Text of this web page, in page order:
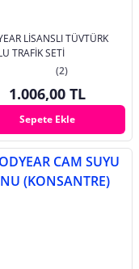
LİSANSLI TÜVTÜRK
TRAFİK SETİ
(2)
1.006,00 TL
Sepete Ekle